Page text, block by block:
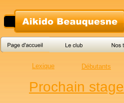
Lexique Débutants
Prochain stage